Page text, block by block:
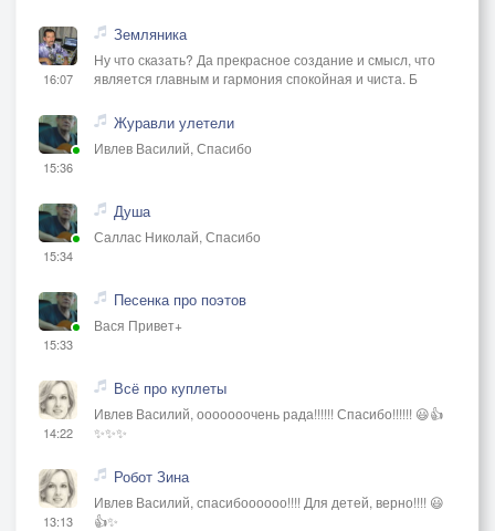
16:07
Земляника
Ну что сказать? Да прекрасное создание и смысл, что
является главным и гармония спокойная и чиста. Б
15:36
Журавли улетели
Ивлев Василий, Спасибо
15:34
Душа
Саллас Николай, Спасибо
15:33
Песенка про поэтов
Вася Привет+
14:22
Всё про куплеты
Ивлев Василий, ооооооочень рада!!!!!! Спасибо!!!!!! 😃👍
✨✨✨
13:13
Робот Зина
Ивлев Василий, спасибоооооо!!!! Для детей, верно!!!! 😃
👍✨